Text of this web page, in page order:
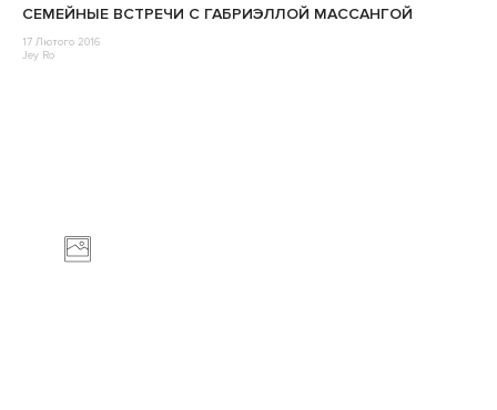
СЕМЕЙНЫЕ ВСТРЕЧИ С ГАБРИЭЛЛОЙ МАССАНГОЙ
17 Лютого 2016
Jey Ro